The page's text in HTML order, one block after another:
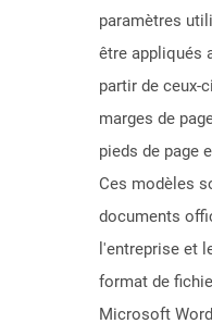
paramètres
être appliqués
partir de ceux-
marges de
pieds de page
Ces modèles
documents
l'entreprise et
format de
Microsoft